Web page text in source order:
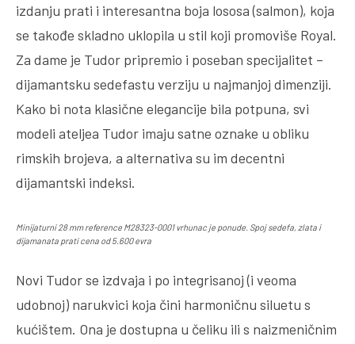
izdanju prati i interesantna boja lososa (salmon), koja
se takođe skladno uklopila u stil koji promoviše Royal.
Za dame je Tudor pripremio i poseban specijalitet –
dijamantsku sedefastu verziju u najmanjoj dimenziji.
Kako bi nota klasične elegancije bila potpuna, svi
modeli ateljea Tudor imaju satne oznake u obliku
rimskih brojeva, a alternativa su im decentni
dijamantski indeksi.
Minijaturni 28 mm reference M28323-0001 vrhunac je ponude. Spoj sedefa, zlata i
dijamanata prati cena od 5.600 evra
Novi Tudor se izdvaja i po integrisanoj (i veoma
udobnoj) narukvici koja čini harmoničnu siluetu s
kućištem. Ona je dostupna u čeliku ili s naizmeničnim